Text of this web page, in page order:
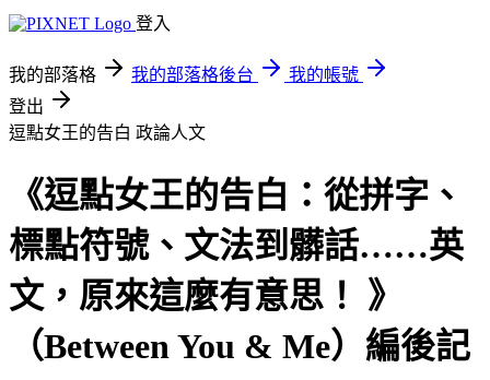
登入
我的部落格 我的部落格後台
我的帳號
登出
逗點女王的告白 政論人文
《逗點女王的告白：從拼字、
標點符號、文法到髒話……英
文，原來這麼有意思！ 》
（Between You & Me）編後記